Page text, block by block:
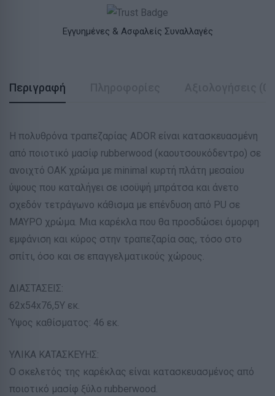
Εγγυημένες & Ασφαλείς Συναλλαγές
Περιγραφή
Η πολυθρόνα τραπεζαρίας ADOR είναι κατασκευασμένη
από ποιοτικό μασίφ rubberwood (καουτσουκόδεντρο) σε
ανοιχτό ΟΑΚ χρώμα με minimal κυρτή πλάτη μεσαίου
ύψους που καταλήγει σε ισοϋψή μπράτσα και άνετο
σχεδόν τετράγωνο κάθισμα με επένδυση από PU σε
ΜΑΥΡΟ χρώμα. Μια καρέκλα που θα προσδώσει όμορφη
εμφάνιση και κύρος στην τραπεζαρία σας, τόσο στο
σπίτι, όσο και σε επαγγελματικούς χώρους.
ΔΙΑΣΤΑΣΕΙΣ:
62x54x76,5Υ εκ.
Ύψος καθίσματος: 46 εκ.
ΥΛΙΚΑ ΚΑΤΑΣΚΕΥΗΣ:
Ο σκελετός της καρέκλας είναι κατασκευασμένος από
ποιοτικό μασίφ ξύλο rubberwood.